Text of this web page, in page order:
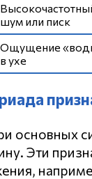
шум или писк
Ощущение
в ухе
основных
Эти